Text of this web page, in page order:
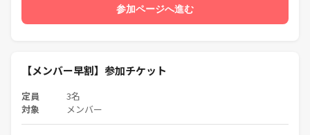
- 直前のキャンセルは、店舗への実費分をご負担いただく場合がありま
す（PayPay等でのお支払い）。
- ネットワークビジネスや宗教、自身のサークルやプライベートな活動
下ネタ）はおやめください。
- 上記のような行為があった場合、また今後その可能性があるとサーク
参加ページへ進む
【メンバー早割】参加チケット
定員 3名
対象 メンバー